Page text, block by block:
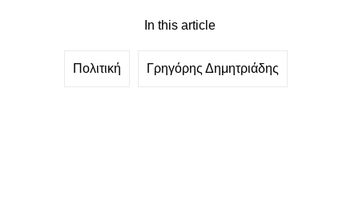
In this article
Πολιτική Γρηγόρης Δημητριάδης